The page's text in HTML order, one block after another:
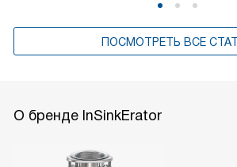
ПОСМОТРЕТЬ ВСЕ
О бренде InSinkErator